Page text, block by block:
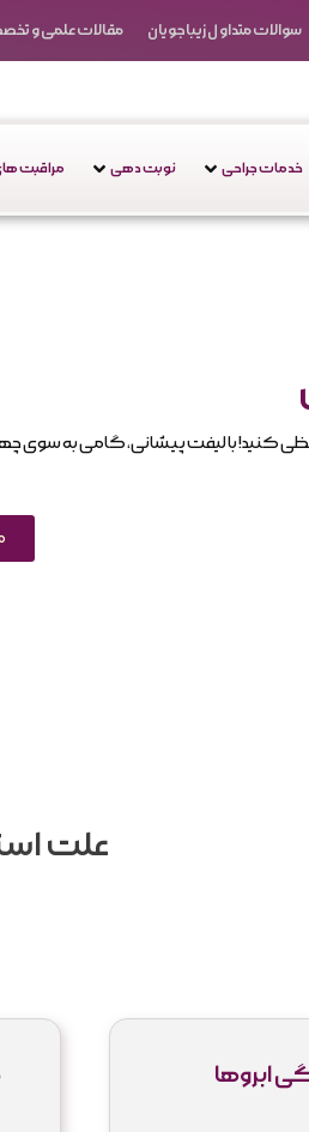
سوالات متداول زیباجویان مقالات علمی و
خدمات جراحی نوبت دهی مراقبت
کنید! با لیفت پیشانی، گامی به سوی
علت
ابروها